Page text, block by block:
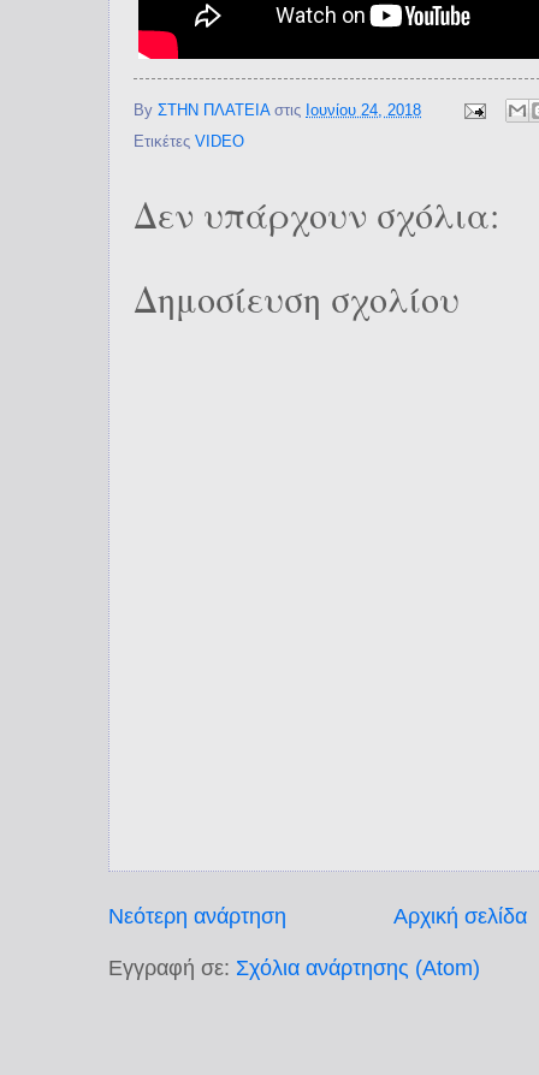
By ΣΤΗΝ ΠΛΑΤΕΙΑ στις Ιουνίου 24, 2018
Ετικέτες VIDEO
Δεν υπάρχουν σχόλια:
Δημοσίευση σχολίου
Νεότερη ανάρτηση Αρχική σελίδα
Εγγραφή σε: Σχόλια ανάρτησης (Atom)